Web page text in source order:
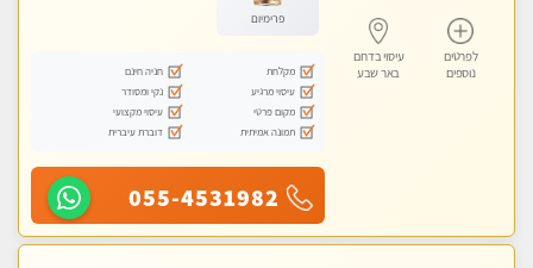
לפרטים
נוספים
עיסוי בדרום
באר שבע
פרימיום
מקלחת
חניה חינם
עיסוי מרגיע
נקי ומסודר
מקום פרטי
עיסוי מקצועי
תמונה אמיתית
דוברת עיברית
055-4531982